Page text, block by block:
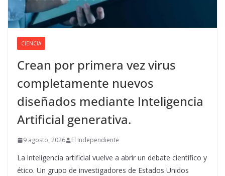
CIENCIA
Crean por primera vez virus
completamente nuevos
diseñados mediante Inteligencia
Artificial generativa.
9 agosto, 2026 El Independiente
La inteligencia artificial vuelve a abrir un debate científico y
ético. Un grupo de investigadores de Estados Unidos